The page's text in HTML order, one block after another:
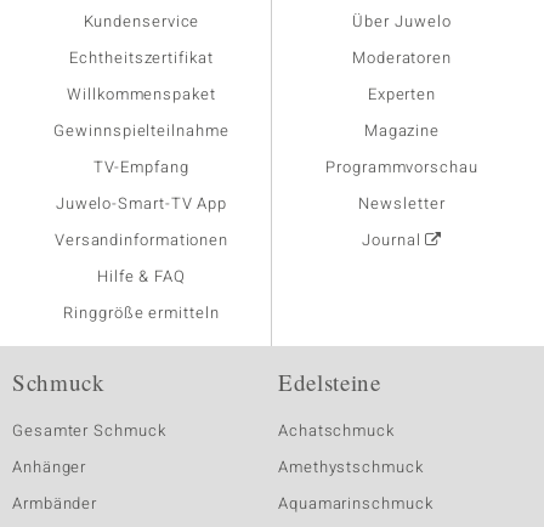
Kundenservice
Echtheitszertifikat
Willkommenspaket
Gewinnspielteilnahme
TV-Empfang
Juwelo-Smart-TV App
Versandinformationen
Hilfe & FAQ
Ringgröße ermitteln
Über Juwelo
Moderatoren
Experten
Magazine
Programmvorschau
Newsletter
Journal
Schmuck
Gesamter Schmuck
Anhänger
Armbänder
Edelsteine
Achatschmuck
Amethystschmuck
Aquamarinschmuck